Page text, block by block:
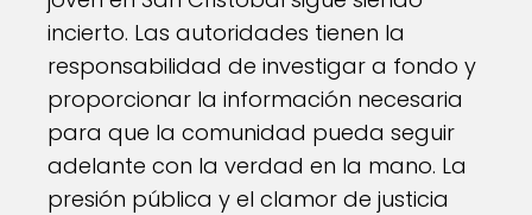
incierto. Las autoridades tienen la
responsabilidad de investigar a fondo y
proporcionar la información necesaria
para que la comunidad pueda seguir
adelante con la verdad en la mano. La
presión pública y el clamor de justicia